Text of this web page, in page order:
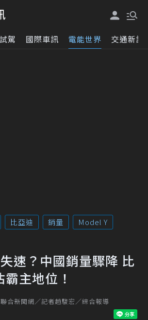
駕 國際車訊 電能世界 交通新訊
比亞迪 銷量
Model Y
速？中國銷量驟降 比
主地位！
聯合新聞網／記者趙駿宏／綜合報導